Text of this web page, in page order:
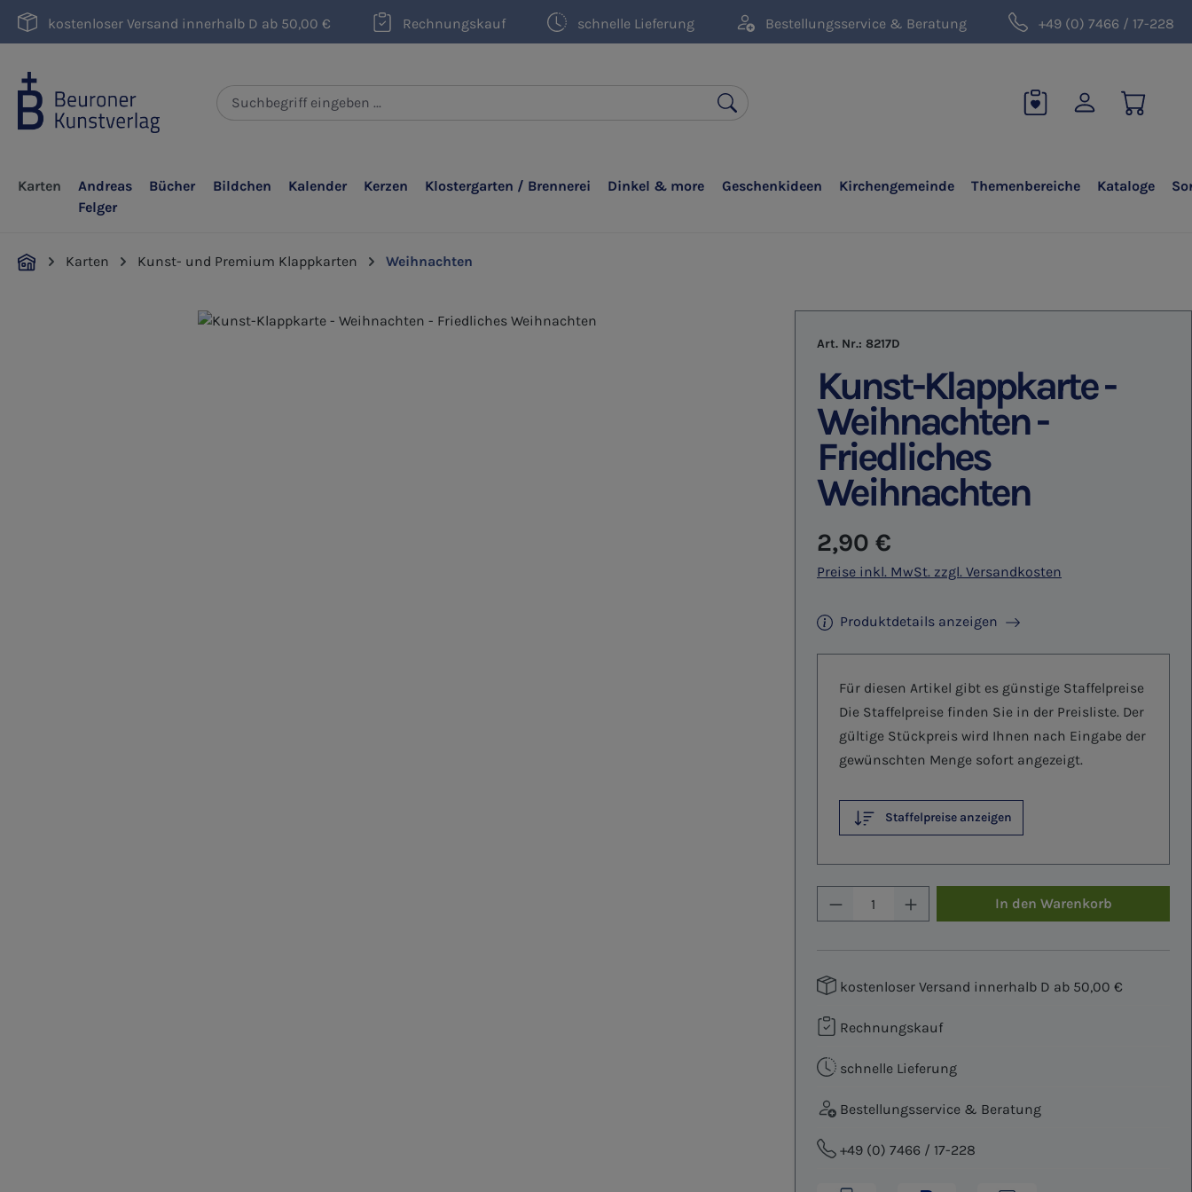
Hauptinhalt springen
Zur Suche springen
Zur Hauptnavigation springen
kostenloser Versand innerhalb D ab 50,00 € Rechnungskauf schnelle Lieferung Bestellungsservice & Beratung +49 (0) 7466 / 17-228
Karten
Andreas
Felger
Bücher Bildchen Kalender Kerzen Klostergarten / Brennerei Dinkel & more Geschenkideen Kirchengemeinde Themenbereiche Kataloge
Karten Kunst- und Premium Klappkarten Weihnachten
Art. Nr.: 8217D
Kunst-Klappkarte -
Weihnachten -
Friedliches
Weihnachten
Regulärer Preis:
2,90 €
Preise inkl. MwSt. zzgl. Versandkosten
Produktdetails anzeigen
Für diesen Artikel gibt es günstige Staffelpreise
Die Staffelpreise finden Sie in der Preisliste. Der
gültige Stückpreis wird Ihnen nach Eingabe der
gewünschten Menge sofort angezeigt.
Staffelpreise anzeigen
Produkt Anzahl: Gib den
In den Warenkorb
kostenloser Versand innerhalb D ab 50,00 €
Rechnungskauf
schnelle Lieferung
Bestellungsservice & Beratung
+49 (0) 7466 / 17-228